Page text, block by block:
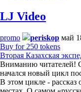
LJ Video
promo periskop май
Buy for 250 tokens
Вторая Казахская
Вниманию читателей!
начался новый цикл
В этом цикле -